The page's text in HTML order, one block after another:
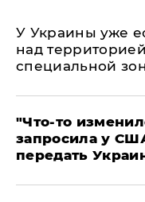
У Украины уже
над
специальной
​"Что-то
запросила у
передать